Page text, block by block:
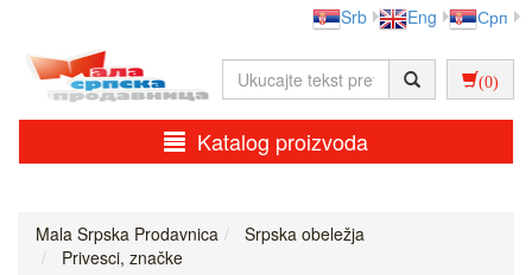
Srb Eng Срп
(0)
Katalog proizvoda
Mala Srpska Prodavnica
Srpska obeležja
Privesci, značke